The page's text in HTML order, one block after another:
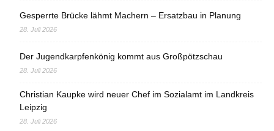
Gesperrte Brücke lähmt Machern – Ersatzbau in Planung
28. Juli 2026
Der Jugendkarpfenkönig kommt aus Großpötzschau
28. Juli 2026
Christian Kaupke wird neuer Chef im Sozialamt im Landkreis
Leipzig
28. Juli 2026